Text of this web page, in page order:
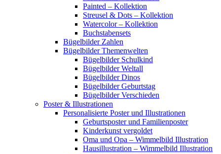
Painted – Kollektion
Streusel & Dots – Kollektion
Watercolor – Kollektion
Buchstabensets
Bügelbilder Zahlen
Bügelbilder Themenwelten
Bügelbilder Schulkind
Bügelbilder Weltall
Bügelbilder Dinos
Bügelbilder Geburtstag
Bügelbilder Verschieden
Poster & Illustrationen
Personalisierte Poster und Illustrationen
Geburtsposter und Familienposter
Kinderkunst vergoldet
Oma und Opa – Wimmelbild Illustration
Hausillustration – Wimmelbild Illustration